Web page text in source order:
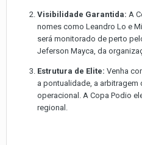
Visibilidade Garantida: A
nomes como Leandro Lo e
será monitorado de perto
Jeferson Mayca, da
Estrutura de Elite: Venha
a pontualidade, a arbitragem
operacional. A Copa Podio
regional.